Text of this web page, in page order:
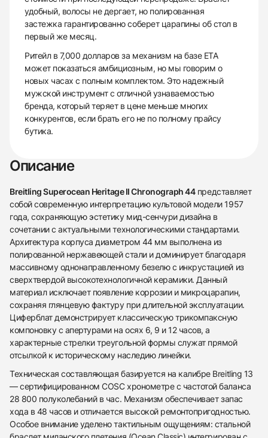
удобный, волосы не дергает, но полированная
застежка гарантированно соберет царапины об стол в
первый же месяц.
Ритейл в 7,000 долларов за механизм на базе ETA
может показаться амбициозным, но мы говорим о
новых часах с полным комплектом. Это надежный
мужской инструмент с отличной узнаваемостью
бренда, который теряет в цене меньше многих
конкурентов, если брать его не по полному прайсу
бутика.
Описание
Breitling Superocean Heritage II Chronograph 44представляет
собой современную интерпретацию культовой модели 1957
года, сохраняющую эстетику мид-сенчури дизайна в
сочетании с актуальными технологическими стандартами.
Архитектура корпуса диаметром 44 мм выполнена из
полированной нержавеющей стали и доминирует благодаря
массивному однонаправленному безелю с инкрустацией из
сверхтвердой высокотехнологичной керамики. Данный
материал исключает появление коррозии и микроцарапин,
сохраняя глянцевую фактуру при длительной эксплуатации.
Циферблат демонстрирует классическую трикомпаксную
компоновку с апертурами на осях 6, 9 и 12 часов, а
характерные стрелки треугольной формы служат прямой
отсылкой к историческому наследию линейки.
Техническая составляющая базируется на калибре Breitling 13
— сертифицированном COSC хронометре с частотой баланса
28 800 полуколебаний в час. Механизм обеспечивает запас
хода в 48 часов и отличается высокой ремонтопригодностью.
Особое внимание уделено тактильным ощущениям: стальной